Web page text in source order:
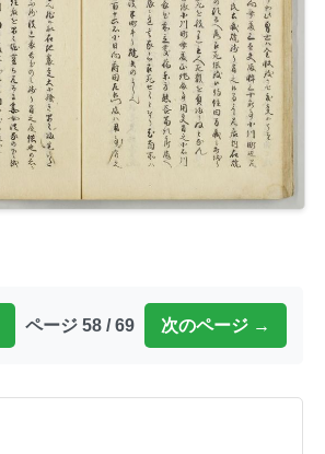
ページ 58 / 69 次のページ →